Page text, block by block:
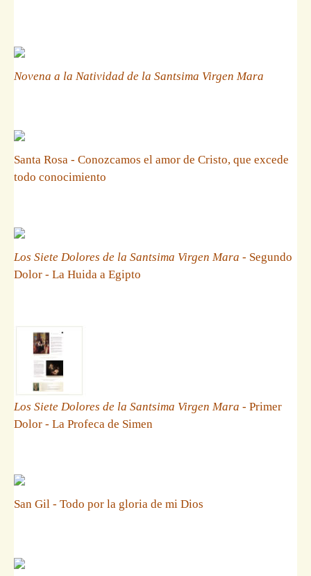
Novena a la Natividad de la Santsima Virgen Mara
Santa Rosa - Conozcamos el amor de Cristo, que excede
todo conocimiento
Los Siete Dolores de la Santsima Virgen Mara - Segundo
Dolor - La Huida a Egipto
Los Siete Dolores de la Santsima Virgen Mara - Primer
Dolor - La Profeca de Simen
San Gil - Todo por la gloria de mi Dios